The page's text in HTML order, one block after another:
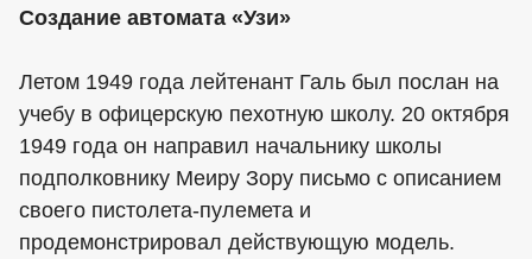
Создание автомата «Узи»
Летом 1949 года лейтенант Галь был послан на
учебу в офицерскую пехотную школу. 20 октября
1949 года он направил начальнику школы
подполковнику Меиру Зору письмо с описанием
своего пистолета-пулемета и
продемонстрировал действующую модель.